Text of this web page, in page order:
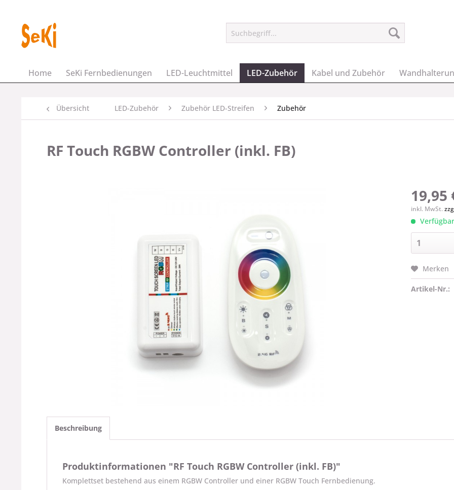
Home SeKi Fernbedienungen LED-Leuchtmittel LED-Zubehör Kabel und Zubehör
Übersicht LED-Zubehör Zubehör LED-Streifen Zubehör
RF Touch RGBW Controller (inkl. FB)
19,95
inkl. MwSt.
Merken
Artikel-Nr.:
Beschreibung
Produktinformationen "RF Touch RGBW Controller (inkl. FB)"
Komplettset bestehend aus einem RGBW Controller und einer RGBW Touch Fernbedienung.